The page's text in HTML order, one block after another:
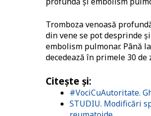
Tromboza venoasă
din vene se pot desprinde
embolism pulmonar. Până la
decedează în primele 30 de
Citește și:
#VociCuAutoritate.
STUDIU. Modificări